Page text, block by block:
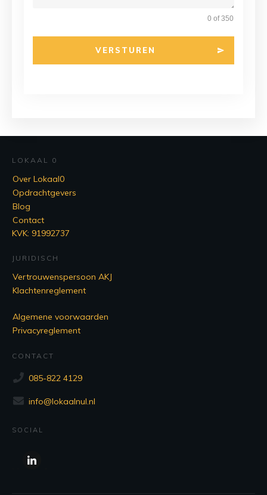
0 of 350
VERSTUREN
LOKAAL 0
Over Lokaal0
Opdrachtgevers
Blog
Contact
KVK: 91992737
JURIDISCH
Vertrouwenspersoon AKJ
Klachtenreglement
Algemene voorwaarden
Privacyreglement
CONTACT
085-822 4129
info@lokaalnul.nl
SOCIAL